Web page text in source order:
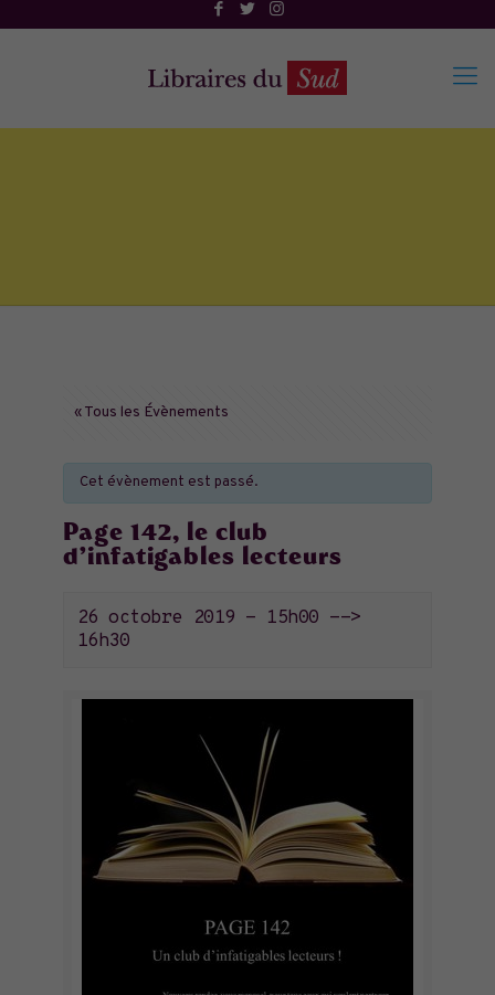
« Tous les Évènements
Cet évènement est passé.
Page 142, le club
d’infatigables lecteurs
26 octobre 2019 - 15h00 -->
16h30